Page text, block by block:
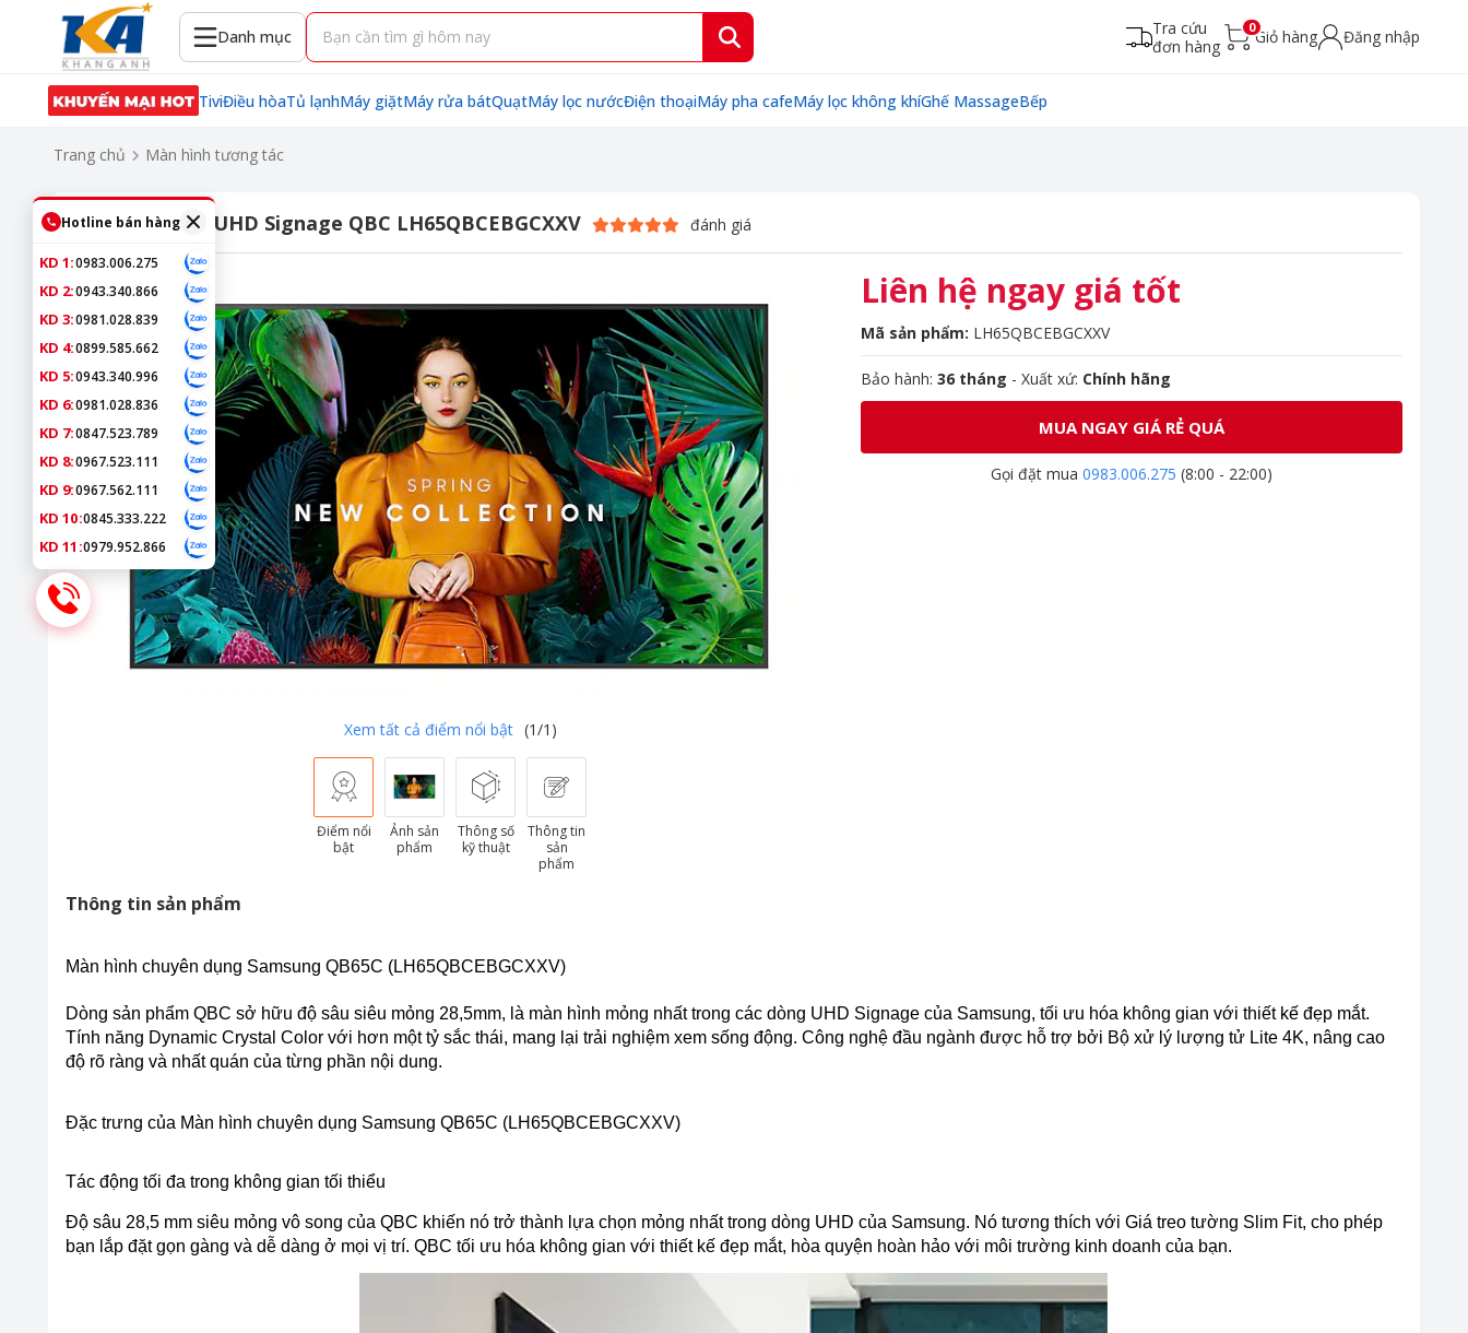
Danh mục
Tra cứu
đơn hàng
0Giỏ hàng Đăng nhập
TiviĐiều hòaTủ lạnhMáy giặtMáy rửa bátQuạtMáy lọc nướcĐiện thoạiMáy pha cafeMáy lọc không khíGhế MassageBếp
Trang chủ Màn hình tương tác
65 inch Crystal UHD Signage QBC LH65QBCEBGCXXV đánh giá
Xem tất cả điểm nổi bật (1/1)
Điểm nổi
bật
Ảnh sản
phẩm
Thông số
kỹ thuật
Thông tin
sản
phẩm
Liên hệ ngay giá tốt
Mã sản phẩm: LH65QBCEBGCXXV
Bảo hành: 36 tháng - Xuất xứ: Chính hãng
MUA NGAY GIÁ RẺ QUÁ
Gọi đặt mua 0983.006.275 (8:00 - 22:00)
Thông tin sản phẩm
Màn hình chuyên dụng Samsung QB65C (LH65QBCEBGCXXV)
Dòng sản phẩm QBC sở hữu độ sâu siêu mỏng 28,5mm, là màn hình mỏng nhất trong các dòng UHD Signage của Samsung, tối ưu hóa không gian với thiết kế đẹp mắt.
Tính năng Dynamic Crystal Color với hơn một tỷ sắc thái, mang lại trải nghiệm xem sống động. Công nghệ đầu ngành được hỗ trợ bởi Bộ xử lý lượng tử Lite 4K, nâng cao
độ rõ ràng và nhất quán của từng phần nội dung.
Đặc trưng của Màn hình chuyên dụng Samsung QB65C (LH65QBCEBGCXXV)
Tác động tối đa trong không gian tối thiểu
Độ sâu 28,5 mm siêu mỏng vô song của QBC khiến nó trở thành lựa chọn mỏng nhất trong dòng UHD của Samsung. Nó tương thích với Giá treo tường Slim Fit, cho phép
bạn lắp đặt gọn gàng và dễ dàng ở mọi vị trí. QBC tối ưu hóa không gian với thiết kế đẹp mắt, hòa quyện hoàn hảo với môi trường kinh doanh của bạn.
Hotline bán hàng
KD 1:0983.006.275
KD 2:0943.340.866
KD 3:0981.028.839
KD 4:0899.585.662
KD 5:0943.340.996
KD 6:0981.028.836
KD 7:0847.523.789
KD 8:0967.523.111
KD 9:0967.562.111
KD 10:0845.333.222
KD 11:0979.952.866